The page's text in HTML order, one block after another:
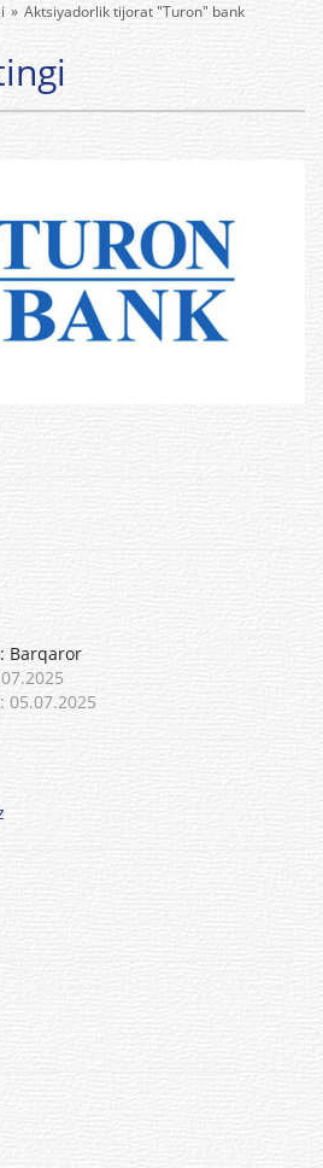
Aktsiyadorlik tijorat "Turon" bank
Barqaror
05.07.2025